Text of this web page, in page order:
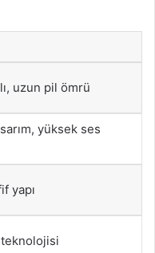
uzun pil ömrü
yüksek ses
yapı